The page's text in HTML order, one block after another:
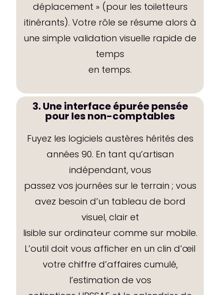
déplacement » (pour les toiletteurs
itinérants). Votre rôle se résume alors à
une simple validation visuelle rapide de
temps
en temps.
3. Une interface épurée pensée
pour les non-comptables
Fuyez les logiciels austères hérités des
années 90. En tant qu’artisan
indépendant, vous
passez vos journées sur le terrain ; vous
avez besoin d’un tableau de bord
visuel, clair et
lisible sur ordinateur comme sur mobile.
L’outil doit vous afficher en un clin d’œil
votre chiffre d’affaires cumulé,
l’estimation de vos